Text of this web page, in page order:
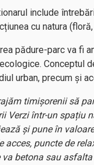
include
cu natura
pădure-parc va fi
Conceptul
urban, precum și
timișorenii să
Verzi într-un spațiu
și pune în
acces, puncte de
va betona sau